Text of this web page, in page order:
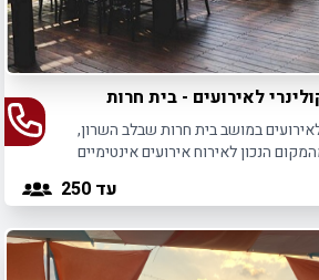
לאירועים - בית חרות
במושב בית חרות שבלב השרון,
מהמקום הנכון לאירוח אירועים אינטימיים
עד 250